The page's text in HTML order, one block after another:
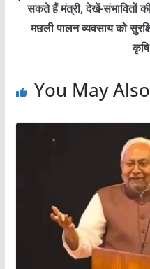
सकते हैं मंत्री, देखें-संभावितों
मछली पालन व्यवसाय को
You May